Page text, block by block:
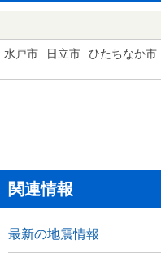
水戸市 日立市 ひたちなか市
関連情報
最新の地震情報